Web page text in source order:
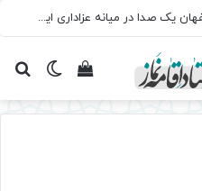
نماز ظهر اربعین؛ هنگامی که اصفهان یک صدا در میانه عزاداری ایستاد
تغییرمشاهده